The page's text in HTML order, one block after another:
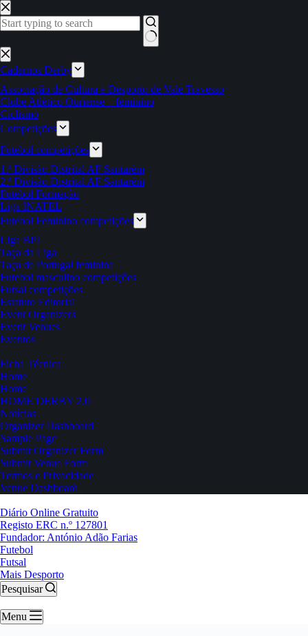
Pular
para
o
Sem
resultados
Cadernos Derby
Associação de Cultura e Desporto de Vale Travesso
Clube Atlético Ouriense – feminino
Ciclismo
Competições
Futebol competições
1.ª Divisão Distrital AF Santarém
2.ª Divisão Distrital AF Santarém
Futebol Formação
Liga INATEL
Futebol Feminino competições
Liga BPI
Taça da Liga
Taça de Portugal feminina
Futebol masculino competições
Futsal competições
Estatuto Editorial
Event Organizers
Event Venues
Eventos
Ficha Técnica
Home
Home
HOME DERBY 2.0
Notícias
Organizer Dashboard
Sample Page
Submit Organizer Form
Submit Venue Form
Termos e Privacidade
Venue Dashboard
Diário Online Gratuito
Registo ERC n.º 127801
Fundador: António Adão Farias
Futebol
Futsal
Mais Desporto
Pesquisar
Menu